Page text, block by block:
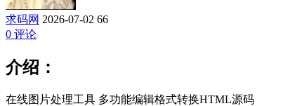
求码网 2026-07-02 66
0 评论
介绍：
在线图片处理工具 多功能编辑格式转换HTML源码